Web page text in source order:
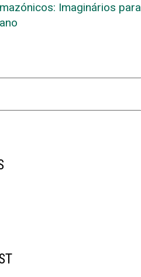
Imaginários para